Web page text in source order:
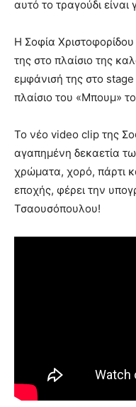
αυτό το τραγούδι είναι
Η Σοφία
της στο πλαίσιο της
εμφάνισή της στο
πλαίσιο του «Μπουμ»
Το νέο video clip της
αγαπημένη δεκαετία
χρώματα, χορό, πάρτι
εποχής, φέρει την
Τσαουσόπουλου!